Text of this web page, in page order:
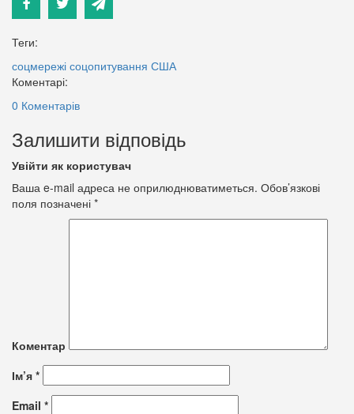
Теги:
соцмережі соцопитування США
Коментарі:
0 Коментарів
Залишити відповідь
Увійти як користувач
Ваша e-mail адреса не оприлюднюватиметься. Обов’язкові
поля позначені *
Коментар
Ім’я *
Email *